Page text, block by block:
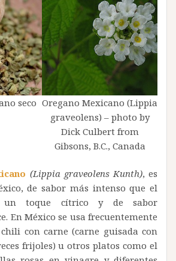
seco Oregano Mexicano (Lippia
graveolens) – photo by
Dick Culbert from
Gibsons, B.C., Canada
o (Lippia graveolens Kunth), es
de sabor más intenso que el
un toque cítrico y de sabor
En México se usa frecuentemente
con carne (carne guisada con
frijoles) u otros platos como el